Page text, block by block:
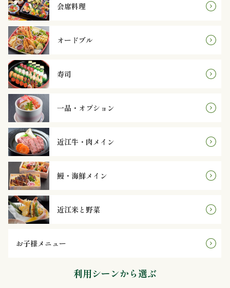
～
999
円
1,000
～
1,999
円
2,000
～
2,999
円
会席料理
オードブル
寿司
一品・オプション
近江牛・肉メイン
鰻・海鮮メイン
近江米と野菜
お子様メニュー
利用シーンから選ぶ